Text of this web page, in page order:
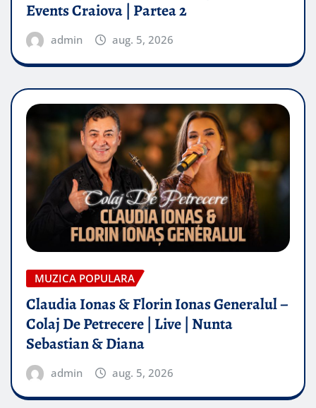
Events Craiova | Partea 2
admin aug. 5, 2026
MUZICA POPULARA
Claudia Ionas & Florin Ionas Generalul –
Colaj De Petrecere | Live | Nunta
Sebastian & Diana
admin aug. 5, 2026